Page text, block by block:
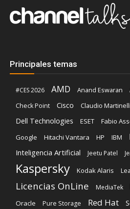
Principales temas
#CES 2026 AMD Anand Eswaran
Check Point
Cisco Claudio Martinelli
Dell Technologies ESET Fabio
Google Hitachi Vantara HP IBM
Inteligencia Artificial Jeetu Patel
Kaspersky Kodak Alaris
Licencias OnLine MediaTek
Oracle Pure Storage Red Hat